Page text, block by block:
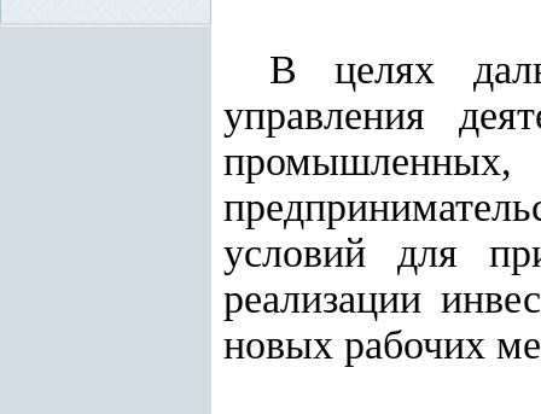
В целях
управления
условий для
реализации
новых рабочих